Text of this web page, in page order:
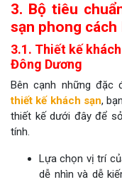
3. Bộ tiêu
sạn phong cách
3.1. Thiết kế
Đông Dương
Bên cạnh những đặc
thiết kế khách sạn,
thiết kế dưới đây để
tính.
Lựa chọn vị trí
dễ nhìn và dễ